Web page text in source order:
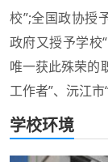
校”;全国政协授
政府又授予学校
唯一获此殊荣的
工作者”、沅江市
学校环境